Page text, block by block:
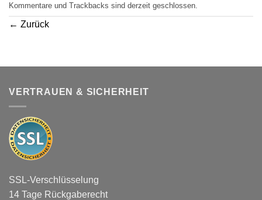
Kommentare und Trackbacks sind derzeit geschlossen.
← Zurück
VERTRAUEN & SICHERHEIT
SSL-Verschlüsselung
14 Tage Rückgaberecht